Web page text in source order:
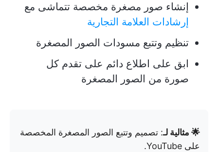
إنشاء صور مصغرة مخصصة تتماشى مع
إرشادات العلامة التجارية
تنظيم وتتبع مسودات الصور المصغرة
ابق على اطلاع دائم على تقدم كل
صورة من الصور المصغرة
🌟 مثالية لـ: تصميم وتتبع الصور المصغرة المخصصة
على YouTube.